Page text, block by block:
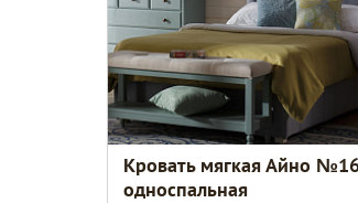
Кровать мягкая Айно
односпальная